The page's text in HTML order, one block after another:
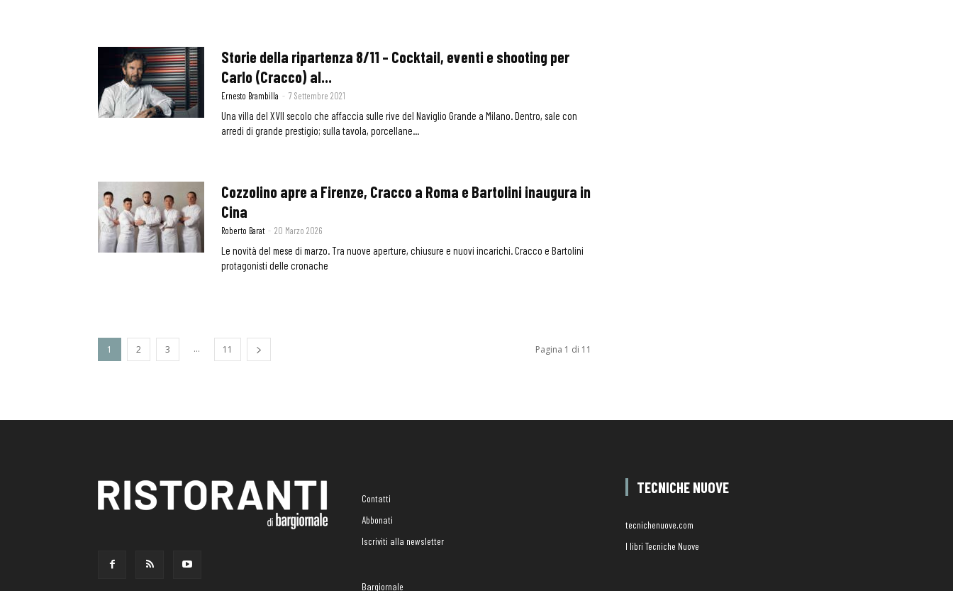
Storie della ripartenza 8/11 – Cocktail, eventi e shooting per
Carlo (Cracco) al...
Ernesto Brambilla - 7 Settembre 2021
Una villa del XVII secolo che affaccia sulle rive del Naviglio Grande a Milano. Dentro, sale con
arredi di grande prestigio; sulla tavola, porcellane...
Cozzolino apre a Firenze, Cracco a Roma e Bartolini inaugura in
Cina
Roberto Barat - 20 Marzo 2026
Le novità del mese di marzo. Tra nuove aperture, chiusure e nuovi incarichi. Cracco e Bartolini
protagonisti delle cronache
1 2 3 ... 11 Pagina 1 di 11
Contatti
Abbonati
Iscriviti alla newsletter
Bargiornale
TECNICHE NUOVE
tecnichenuove.com
I libri Tecniche Nuove